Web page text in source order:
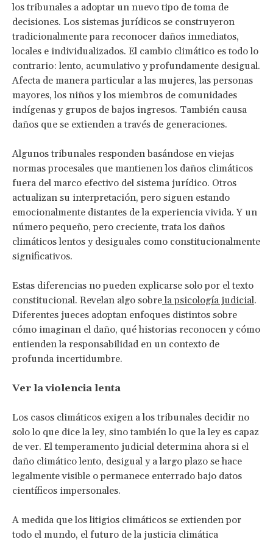
los tribunales a adoptar un nuevo tipo de toma de
decisiones. Los sistemas jurídicos se construyeron
tradicionalmente para reconocer daños inmediatos,
locales e individualizados. El cambio climático es todo lo
contrario: lento, acumulativo y profundamente desigual.
Afecta de manera particular a las mujeres, las personas
mayores, los niños y los miembros de comunidades
indígenas y grupos de bajos ingresos. También causa
daños que se extienden a través de generaciones.
Algunos tribunales responden basándose en viejas
normas procesales que mantienen los daños climáticos
fuera del marco efectivo del sistema jurídico. Otros
actualizan su interpretación, pero siguen estando
emocionalmente distantes de la experiencia vivida. Y un
número pequeño, pero creciente, trata los daños
climáticos lentos y desiguales como constitucionalmente
significativos.
Estas diferencias no pueden explicarse solo por el texto
constitucional. Revelan algo sobrela psicología judicial.
Diferentes jueces adoptan enfoques distintos sobre
cómo imaginan el daño, qué historias reconocen y cómo
entienden la responsabilidad en un contexto de
profunda incertidumbre.
Ver la violencia lenta
Los casos climáticos exigen a los tribunales decidir no
solo lo que dice la ley, sino también lo que la ley es capaz
de ver. El temperamento judicial determina ahora si el
daño climático lento, desigual y a largo plazo se hace
legalmente visible o permanece enterrado bajo datos
científicos impersonales.
A medida que los litigios climáticos se extienden por
todo el mundo, el futuro de la justicia climática